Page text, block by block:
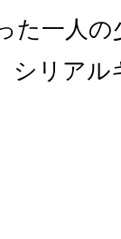
一人の
シリア